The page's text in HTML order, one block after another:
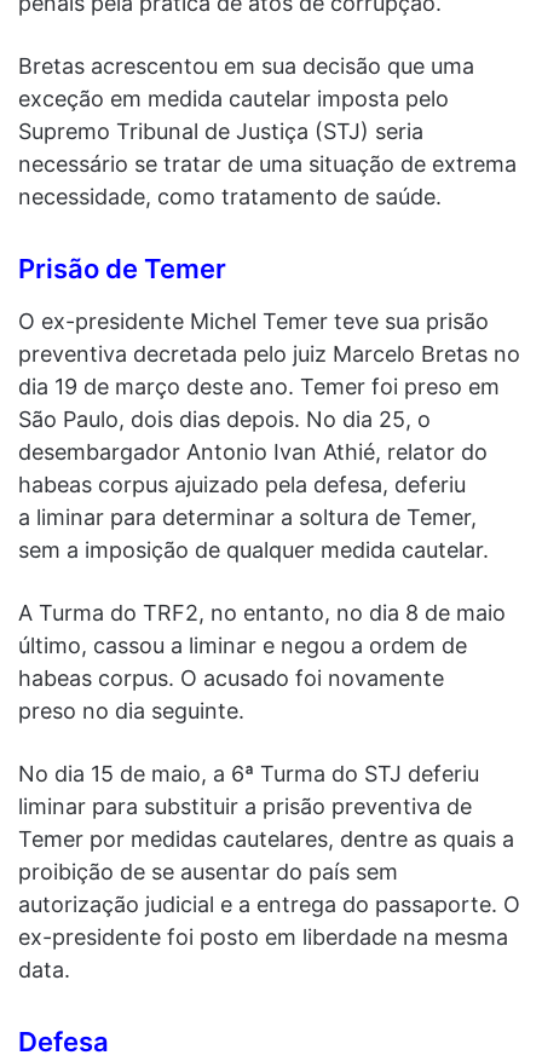
Bretas acrescentou em sua decisão que uma
exceção em medida cautelar imposta pelo
Supremo Tribunal de Justiça (STJ) seria
necessário se tratar de uma situação de extrema
necessidade, como tratamento de saúde.
Prisão de Temer
O ex-presidente Michel Temer teve sua prisão
preventiva decretada pelo juiz Marcelo Bretas no
dia 19 de março deste ano. Temer foi preso em
São Paulo, dois dias depois. No dia 25, o
desembargador Antonio Ivan Athié, relator do
habeas corpus ajuizado pela defesa, deferiu
a liminar para determinar a soltura de Temer,
sem a imposição de qualquer medida cautelar.
A Turma do TRF2, no entanto, no dia 8 de maio
último, cassou a liminar e negou a ordem de
habeas corpus. O acusado foi novamente
preso no dia seguinte.
No dia 15 de maio, a 6ª Turma do STJ deferiu
liminar para substituir a prisão preventiva de
Temer por medidas cautelares, dentre as quais a
proibição de se ausentar do país sem
autorização judicial e a entrega do passaporte. O
ex-presidente foi posto em liberdade na mesma
data.
Defesa